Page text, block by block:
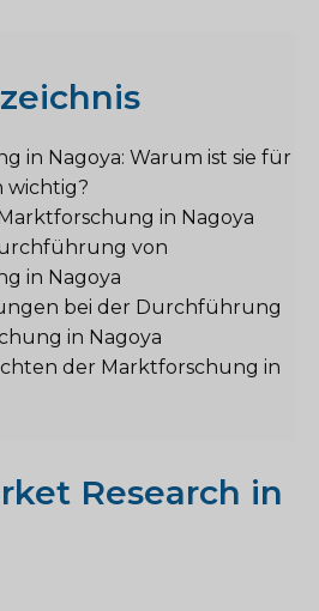
in Nagoya: Warum ist sie für
wichtig?
in Nagoya
von
in Nagoya
bei der Durchführung
in Nagoya
der Marktforschung in
Research in